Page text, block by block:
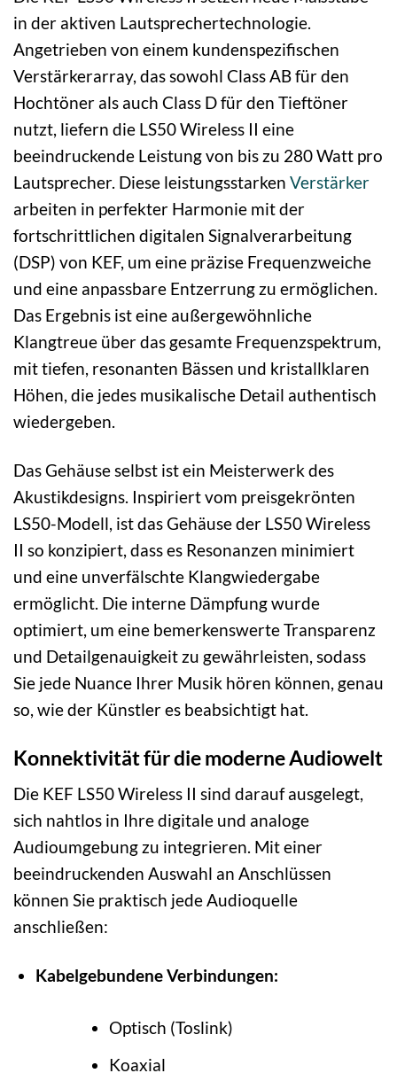
in der aktiven Lautsprechertechnologie.
Angetrieben von einem kundenspezifischen
Verstärkerarray, das sowohl Class AB für den
Hochtöner als auch Class D für den Tieftöner
nutzt, liefern die LS50 Wireless II eine
beeindruckende Leistung von bis zu 280 Watt pro
Lautsprecher. Diese leistungsstarken Verstärker
arbeiten in perfekter Harmonie mit der
fortschrittlichen digitalen Signalverarbeitung
(DSP) von KEF, um eine präzise Frequenzweiche
und eine anpassbare Entzerrung zu ermöglichen.
Das Ergebnis ist eine außergewöhnliche
Klangtreue über das gesamte Frequenzspektrum,
mit tiefen, resonanten Bässen und kristallklaren
Höhen, die jedes musikalische Detail authentisch
wiedergeben.
Das Gehäuse selbst ist ein Meisterwerk des
Akustikdesigns. Inspiriert vom preisgekrönten
LS50-Modell, ist das Gehäuse der LS50 Wireless
II so konzipiert, dass es Resonanzen minimiert
und eine unverfälschte Klangwiedergabe
ermöglicht. Die interne Dämpfung wurde
optimiert, um eine bemerkenswerte Transparenz
und Detailgenauigkeit zu gewährleisten, sodass
Sie jede Nuance Ihrer Musik hören können, genau
so, wie der Künstler es beabsichtigt hat.
Konnektivität für die moderne Audiowelt
Die KEF LS50 Wireless II sind darauf ausgelegt,
sich nahtlos in Ihre digitale und analoge
Audioumgebung zu integrieren. Mit einer
beeindruckenden Auswahl an Anschlüssen
können Sie praktisch jede Audioquelle
anschließen:
Kabelgebundene Verbindungen:
Optisch (Toslink)
Koaxial